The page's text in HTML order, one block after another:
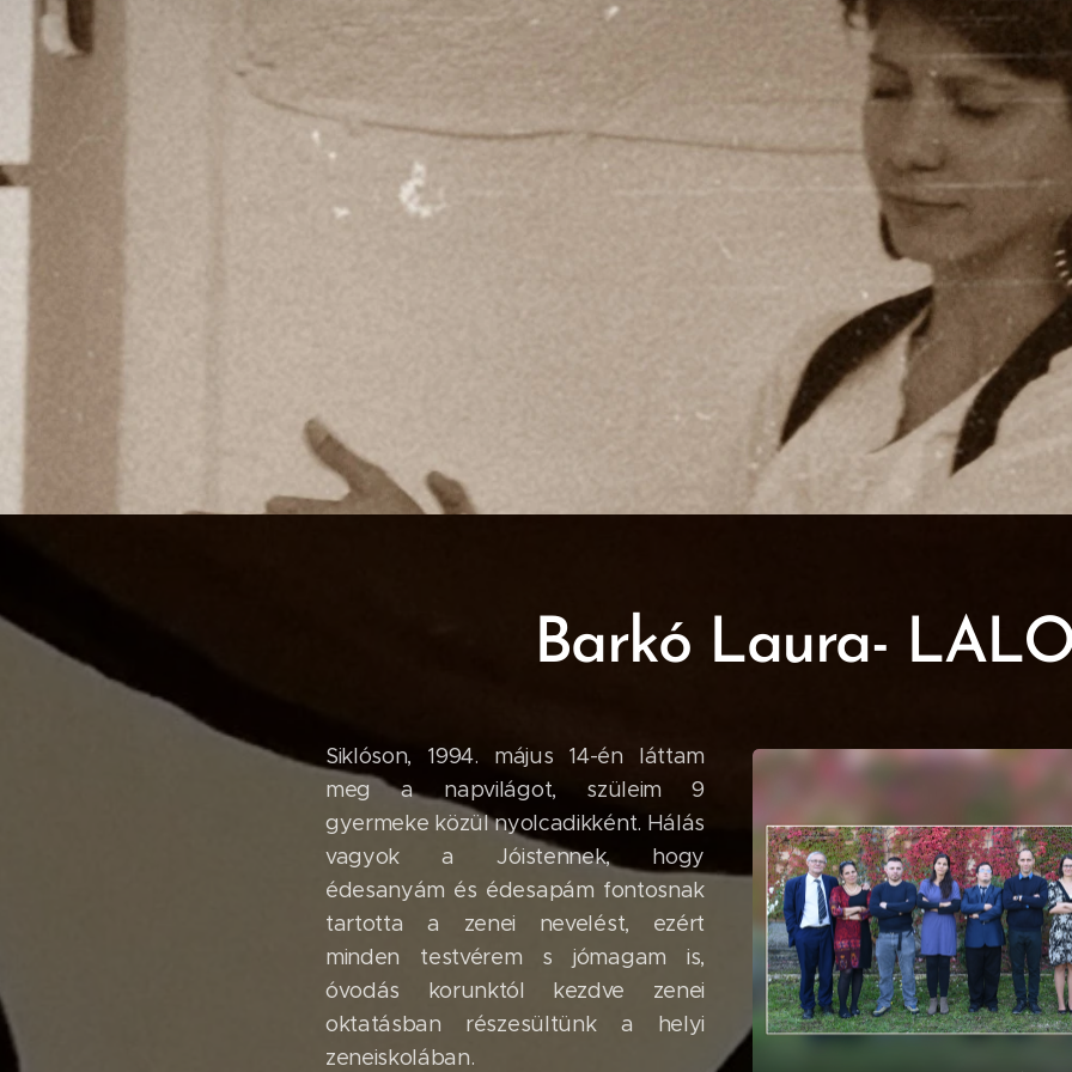
Barkó Laura-
Siklóson, 1994. május 14-én láttam
meg a napvilágot, szüleim 9
gyermeke közül nyolcadikként. Hálás
vagyok a Jóistennek, hogy
édesanyám és édesapám fontosnak
tartotta a zenei nevelést, ezért
minden testvérem s jómagam is,
óvodás korunktól kezdve zenei
oktatásban részesültünk a helyi
zeneiskolában.